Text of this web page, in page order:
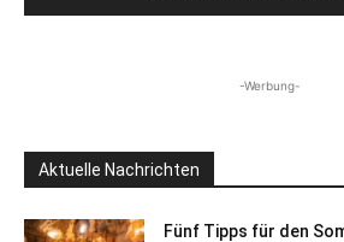
-Werbung-
Aktuelle Nachrichten
Fünf Tipps für den